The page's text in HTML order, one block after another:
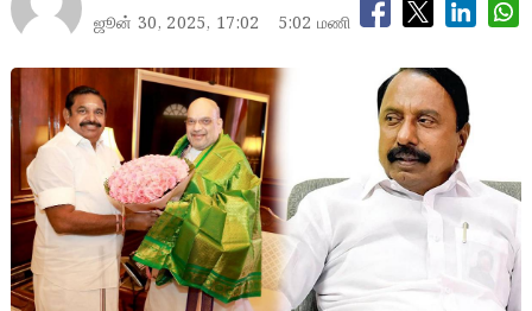
ஜூன் 30, 2025, 17:02 5:02 மணி